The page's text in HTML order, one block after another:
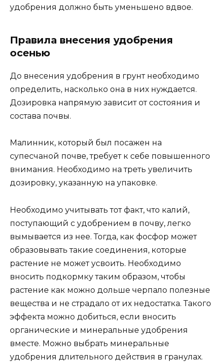
удобрения должно быть уменьшено вдвое.
Правила внесения удобрения
осенью
До внесения удобрения в грунт необходимо
определить, насколько она в них нуждается.
Дозировка напрямую зависит от состояния и
состава почвы.
Малинник, который был посажен на
супесчаной почве, требует к себе повышенного
внимания. Необходимо на треть увеличить
дозировку, указанную на упаковке.
Необходимо учитывать тот факт, что калий,
поступающий с удобрением в почву, легко
вымывается из нее. Тогда, как фосфор может
образовывать такие соединения, которые
растение не может усвоить. Необходимо
вносить подкормку таким образом, чтобы
растение как можно дольше черпало полезные
вещества и не страдало от их недостатка. Такого
эффекта можно добиться, если вносить
органические и минеральные удобрения
вместе. Можно выбрать минеральные
удобрения длительного действия в гранулах.